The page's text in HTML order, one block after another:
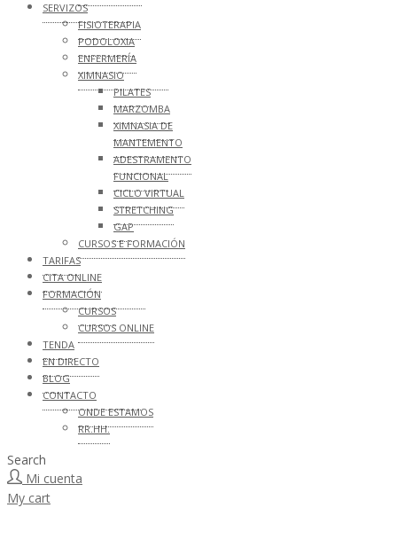
SERVIZOS
FISIOTERAPIA
PODOLOXIA
ENFERMERÍA
XIMNASIO
PILATES
MARZOMBA
XIMNASIA DE
MANTEMENTO
ADESTRAMENTO
FUNCIONAL
CICLO VIRTUAL
STRETCHING
GAP
CURSOS E FORMACIÓN
TARIFAS
CITA ONLINE
FORMACIÓN
CURSOS
CURSOS ONLINE
TENDA
EN DIRECTO
BLOG
CONTACTO
ONDE ESTAMOS
RR.HH.
Search
Mi cuenta
My cart